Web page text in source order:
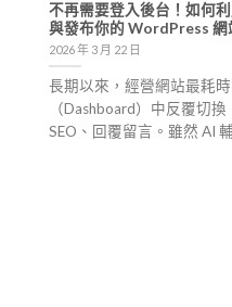
不再需要登入後台！如何
與發布你的 WordPress 網
2026 年 3 月 22 日
長期以來，經營網站最耗
（Dashboard）中反覆切
SEO、回覆留言。雖然 AI